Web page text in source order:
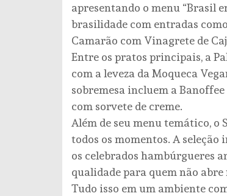
apresentando o menu “Brasil
brasilidade com entradas
Camarão com Vinagrete de
Entre os pratos principais, a
com a leveza da Moqueca
sobremesa incluem a
com sorvete de creme.
Além de seu menu temático,
todos os momentos. A seleção
os celebrados hambúrgueres
qualidade para quem não
Tudo isso em um ambiente